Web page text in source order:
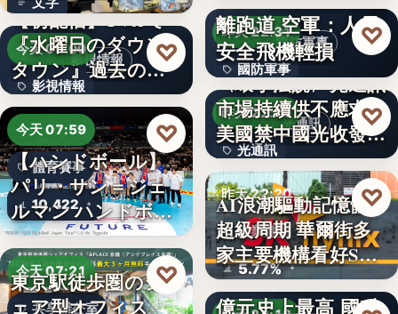
影視情報
今天 08:00
影視情報
12
【初配信】TVerで
『水曜日のダウン
タウン』過去の傑
作エ…
♡
今天 07:59
體育賽事
10,422
【ハンドボール】
パリ・サン＝ジェ
ルマン ハンドボー
ルジ…
♡
今天 07:21
共享辦公室
東京駅徒歩圏のシ
ェア型オフィス
♡
國防軍事
昨天 22:31
國防軍事
文字
離跑道 空軍：人員
安全飛機輕損
♡
光通訊
昨天 22:20
光通訊
672%
〈環宇法說〉光通訊
市場持續供不應求
美國禁中國光收發器
有…
♡
昨天 22:20
產業趨勢
5.77%
AI浪潮驅動記憶體
超級周期 華爾街多
家主要機構看好SK
海…
♡
2027科技預算1823
億元史上最高 國科